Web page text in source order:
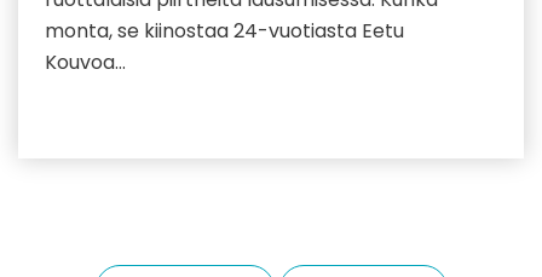
monta, se kiinostaa 24-vuotiasta Eetu
Kouvoa…